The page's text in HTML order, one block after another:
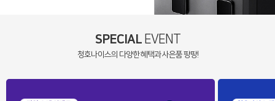
SPECIALEVENT
청호나이스의 다양한 혜택과 사은품 팡팡!